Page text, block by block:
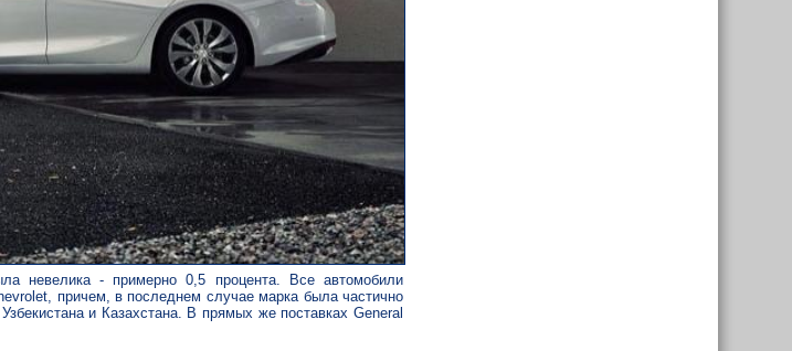
невелика - примерно 0,5 процента. Все автомобили
причем, в последнем случае марка была частично
и Казахстана. В прямых же поставках General